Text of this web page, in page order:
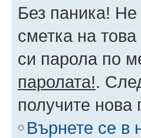
Без паника!
сметка на
си парола по
паролата!.
получите нова
Върнете се в